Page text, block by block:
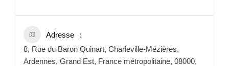
Adresse
8, Rue du Baron Quinart, Charleville-Mézières,
Ardennes, Grand Est, France métropolitaine, 08000,